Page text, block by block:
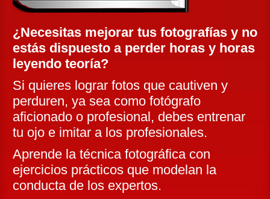
¿Necesitas mejorar tus fotografías y no
estás dispuesto a perder horas y horas
leyendo teoría?
Si quieres lograr fotos que cautiven y
perduren, ya sea como fotógrafo
aficionado o profesional, debes entrenar
tu ojo e imitar a los profesionales.
Aprende la técnica fotográfica con
ejercicios prácticos que modelan la
conducta de los expertos.